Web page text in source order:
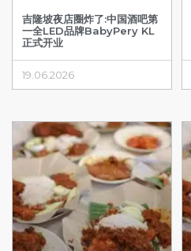
吉隆坡夜店圈炸了:中国酒吧第
一全LED品牌BabyPery KL
正式开业
19.06.2026